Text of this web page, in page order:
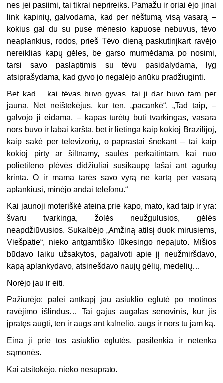
nes jei pasiimi, tai tikrai neprireiks. Pamažu ir oriai ėjo jinai
link kapinių, galvodama, kad per nėštumą visą vasarą –
kokius gal du su puse mėnesio kapuose nebuvus, tėvo
neaplankius, rodos, prieš Tėvo dieną paskutinįkart ravėjo
nereiklias kapų gėles, be garso murmėdama po nosimi,
tarsi savo paslaptimis su tėvu pasidalydama, lyg
atsiprašydama, kad gyvo jo negalėjo anūku pradžiuginti.
Bet kad… kai tėvas buvo gyvas, tai ji dar buvo tam per
jauna. Net neištekėjus, kur ten, „pacankė“. „Tad taip, –
galvojo ji eidama, – kapas turėtų būti tvarkingas, vasara
nors buvo ir labai karšta, bet ir lietinga kaip kokioj Brazilijoj,
kaip sakė per televizorių, o paprastai šnekant – tai kaip
kokioj pirty ar šiltnamy, saulės perkaitintam, kai nuo
polietileno plėvės didžiuliai susikaupę lašai ant agurkų
krinta. O ir mama tarės savo vyrą ne kartą per vasarą
aplankiusi, minėjo andai telefonu.“
Kai jaunoji moteriškė ateina prie kapo, mato, kad taip ir yra:
švaru tvarkinga, žolės neužgulusios, gėlės
neapdžiūvusios. Sukalbėjo „Amžiną atilsį duok mirusiems,
Viešpatie“, nieko antgamtiško lūkesingo nepajuto. Mišios
būdavo laiku užsakytos, pagalvoti apie jį neužmiršdavo,
kapą aplankydavo, atsinešdavo naujų gėlių, medelių…
Norėjo jau ir eiti.
Pažiūrėjo: palei antkapį jau asiūklio eglutė po motinos
ravėjimo išlindus… Tai gajus augalas senovinis, kur jis
įpratęs augti, ten ir augs ant kalnelio, augs ir nors tu jam ką.
Eina ji prie tos asiūklio eglutės, pasilenkia ir netenka
sąmonės.
Kai atsitokėjo, nieko nesuprato.